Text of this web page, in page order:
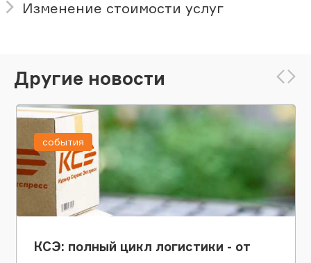
Изменение стоимости услуг
Другие новости
КСЭ: полный цикл логистики - от
события